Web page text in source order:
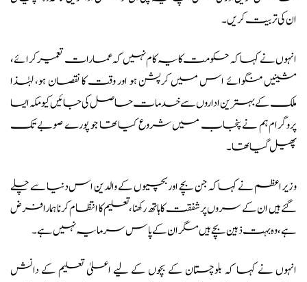
ان کی تربیت کریں۔
انہوں نے کہا کہ حکومت کا یہ کام نہیں کہ عمارات تعمیر کرائے،
مشینیں منگوائے اس میں کرپشن ہو اور وقت کا نقصان ہو، لہٰذا
ملک کے بہترین اداروں سے خدمات حاصل کی جائیں کیومکہ ایسا
پروگرام ہم نے پنجاب میں شروع کیا تھا جو پورے صوبے تک
پھیل گیا تھا۔
وزیراعظم نے کہا کہ جن بچے اور بچیوں کے والدین اس دنیا سے چلے
گئے ہیں ان کے سروں پر شفقت کا ہاتھ رکھنا، تعلیم کا انتظام کرنا ہمارا فرض
ہے، وہ بہت ذہین بچے ہیں مگر ان کے پاس سرمایہ نہیں ہے۔
انہوں نے کہا کہ بلوچستان کے بچوں کے لیے اعلیٰ تعلیم کے دانش